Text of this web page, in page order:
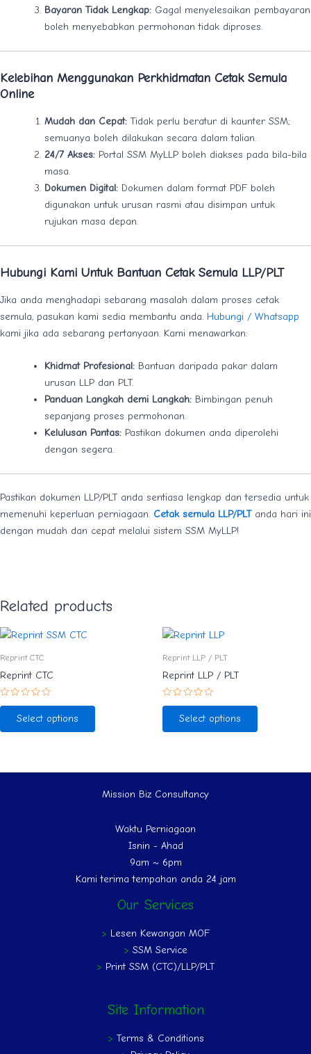
Bayaran Tidak Lengkap:Gagal menyelesaikan pembayaran
boleh menyebabkan permohonan tidak diproses.
Kelebihan Menggunakan Perkhidmatan Cetak Semula
Online
Mudah dan Cepat:Tidak perlu beratur di kaunter SSM;
semuanya boleh dilakukan secara dalam talian.
24/7 Akses:Portal SSM MyLLP boleh diakses pada bila-bila
masa.
Dokumen Digital:Dokumen dalam format PDF boleh
digunakan untuk urusan rasmi atau disimpan untuk
rujukan masa depan.
Hubungi Kami Untuk Bantuan Cetak Semula LLP/PLT
Jika anda menghadapi sebarang masalah dalam proses cetak
semula, pasukan kami sedia membantu anda. Hubungi / Whatsapp
kami jika ada sebarang pertanyaan. Kami menawarkan:
Khidmat Profesional:Bantuan daripada pakar dalam
urusan LLP dan PLT.
Panduan Langkah demi Langkah:Bimbingan penuh
sepanjang proses permohonan.
Kelulusan Pantas:Pastikan dokumen anda diperolehi
dengan segera.
Pastikan dokumen LLP/PLT anda sentiasa lengkap dan tersedia untuk
memenuhi keperluan perniagaan. Cetak semula LLP/PLTanda hari ini
dengan mudah dan cepat melalui sistem SSM MyLLP!
Related products
Reprint CTC
Reprint CTC
Rated
of
Select options
Reprint LLP / PLT
Reprint LLP / PLT
Rated
of
Select options
Mission Biz Consultancy
Waktu Perniagaan
Isnin - Ahad
9am ~ 6pm
Kami terima tempahan anda 24 jam
Our Services
> Lesen Kewangan MOF
> SSM Service
> Print SSM (CTC)/LLP/PLT
Site Information
> Terms & Conditions